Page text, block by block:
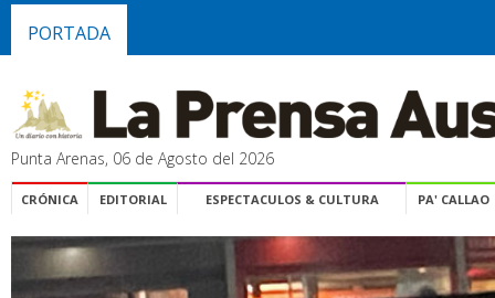
PORTADA
Punta Arenas, 06 de Agosto del 2026
CRÓNICA EDITORIAL ESPECTACULOS & CULTURA PA' CALLAO